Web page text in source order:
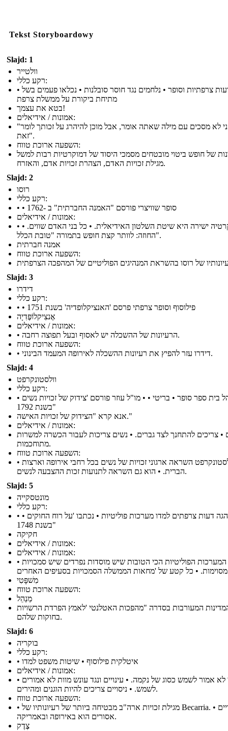
Tekst Storyboardowy
Slajd: 1
וולטייר
רקע כללי:
• הוגה דעות צרפתיות וסופר • נלחמים נגד חוסר סובלנות • נכלאו פעמים בשל
מתיחת ביקורת על ממשלת צרפת
בטא את עצמך!
אמונות / אידיאלים:
"אני לא מסכים עם מילה שאתה אומר, אבל מוכן להיהרג על זכותך לומר
זאת".
השפעה ארוכת טווח:
של חופש ביטוי מובטחים מסמכי היסוד של דמוקרטיות רבות למשל
מגילת זכויות האדם, הצהרת זכויות אדם, והאזרח.
Slajd: 2
רוסו
רקע כללי:
• • סופר שוויצרי פורסם "האמנה החברתית" ב -1762
אמונות / אידיאלים:
• דמוקרטיה ישירה היא שיטת השלטון האידיאלית. • כל בני האדם שווים. •
החוזה: לוותר קצת חופש בתמורה "טובת הכלל".
אמנה חברתית
השפעה ארוכת טווח:
Slajd: 3
דידרו
רקע כללי:
• • פילוסוף וסופר צרפתי פרסם 'האנציקלופדיה' בשנת 1751
אֶנצִיקלוֹפֶּדִיָה
אמונות / אידיאלים:
• הרעיונות של ההשכלה יש לאסוף ובעל תפוצה רחבה.
השפעה ארוכת טווח:
• דידרו עזר להפיץ את רעיונות ההשכלה לאירופה המעמד הבינוני.
Slajd: 4
וולסטונקרפט
רקע כללי:
• מנהל בית ספר סופר • בריטי • • מו"ל עוזר פורסם 'צידוק של זכויות נשים
"בשנת 1792
אנא קרא "הצידוק של זכויות האישה."
אמונות / אידיאלים:
• צריכים להתחנך לצד גברים. • נשים צריכות לעבור הכשרה למשרות
מתוחכמות.
השפעה ארוכת טווח:
• וולסטונקרפט השראה ארגוני זכויות של נשים בכל רחבי אירופה וארצות
הברית. • הוא גם השראה לתנועות זכות ההצבעה לנשים.
Slajd: 5
מונטסקייה
רקע כללי:
• • סופר והגה דעות צרפתים למדו מערכות פוליטיות • נכתבו 'על רוח החוקים
"בשנת 1748
חקיקה
אמונות / אידיאלים:
אמונות / אידיאלים:
• המערכות הפוליטיות הכי הטובות שיש מוסדות נפרדים שיש סמכויות
מִשׁפָּטִי
השפעה ארוכת טווח:
מְנַהֵל
המעורבות בסדרה "מהפכות האטלנטי 'לאמץ הפרדת הרשויות
בחוקות שלהם.
Slajd: 6
בוקריה
רקע כללי:
• איטלקית פילוסוף • שיטות משפט למדו
אמונות / אידיאלים:
• חוקי לא אמור לשמש כסוג של נקמה. • עינויים ונגד עונש מוות לא אמורים
לשמש. • ניסויים צריכים להיות הוגנים ומהירים.
השפעה ארוכת טווח:
• מגילת זכויות ארה"ב מבטיחה ביותר של רעיונותיו של Becarria. • העינויים
אסורים הוא באירופה ובאמריקה.
צֶדֶק